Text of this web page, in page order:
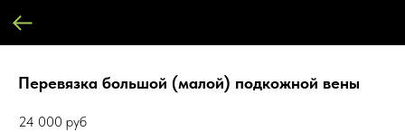
Перевязка большой (малой) подкожной вены
24 000 руб